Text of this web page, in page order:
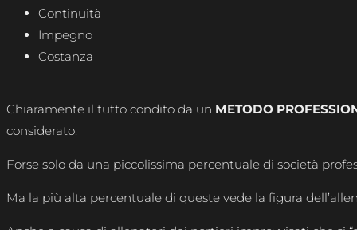
Continuità
Impegno
Costanza
Chiaramente il tutto condito da un METODO
considerato.
Forse solo da una piccolissima percentuale di società
Ma la più alta percentuale di queste vede la figura